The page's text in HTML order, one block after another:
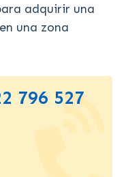
adquirir una
una zona
796 527